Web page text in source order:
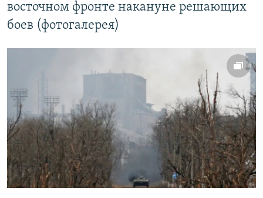
восточном фронте накануне решающих
боев (фотогалерея)